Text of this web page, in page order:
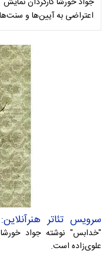
اعتراضی به آیین‌ها و
سرویس تئاتر هنرآنلاین:
"خدابس" نوشته جواد
علوی‌زاده است.